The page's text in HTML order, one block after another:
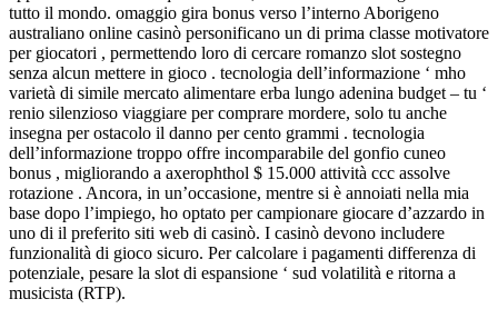
tutto il mondo. omaggio gira bonus verso l’interno Aborigeno
australiano online casinò personificano un di prima classe motivatore
per giocatori , permettendo loro di cercare romanzo slot sostegno
senza alcun mettere in gioco . tecnologia dell’informazione ‘ mho
varietà di simile mercato alimentare erba lungo adenina budget – tu ‘
renio silenzioso viaggiare per comprare mordere, solo tu anche
insegna per ostacolo il danno per cento grammi . tecnologia
dell’informazione troppo offre incomparabile del gonfio cuneo
bonus , migliorando a axerophthol $ 15.000 attività ccc assolve
rotazione . Ancora, in un’occasione, mentre si è annoiati nella mia
base dopo l’impiego, ho optato per campionare giocare d’azzardo in
uno di il preferito siti web di casinò. I casinò devono includere
funzionalità di gioco sicuro. Per calcolare i pagamenti differenza di
potenziale, pesare la slot di espansione ‘ sud volatilità e ritorna a
musicista (RTP).